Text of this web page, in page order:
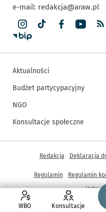
WBO Konsultacje
e-mail: redakcja@araw.pl
Aktualności
Budżet partycypacyjny
NGO
Konsultacje społeczne
© Copyright 2005-
Inne informacje
Redakcja Deklaracja
Regulamin Regulamin